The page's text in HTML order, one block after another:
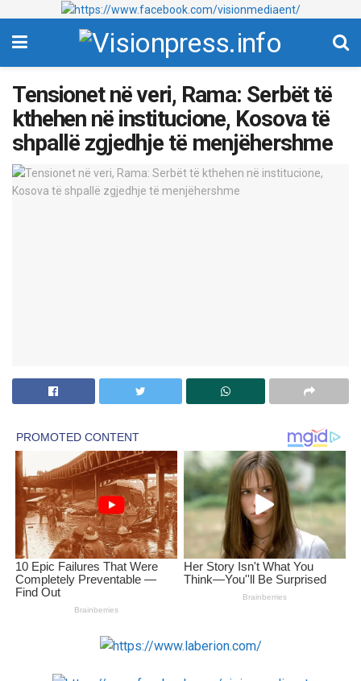
Tensionet në veri, Rama: Serbët të
kthehen në institucione, Kosova të
shpallë zgjedhje të menjëhershme